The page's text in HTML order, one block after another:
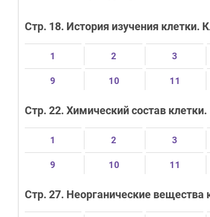
Стр. 18. История изучения клетки.
1 2 3
9 10 11
Стр. 22. Химический состав клетки.
1 2 3
9 10 11
Стр. 27. Неорганические вещества